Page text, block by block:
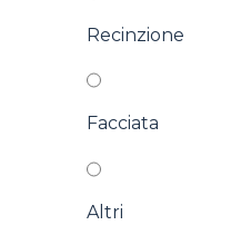
Recinzione
Facciata
Altri